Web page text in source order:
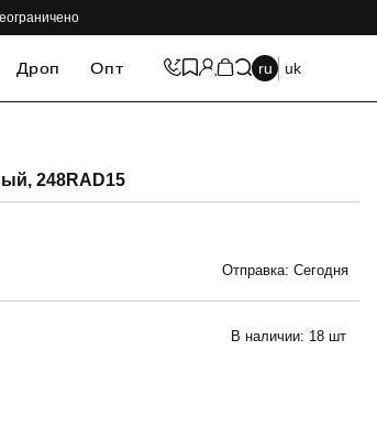
Дроп Опт ru uk
248RAD15
Отправка: Сегодня
В наличии: 18 шт